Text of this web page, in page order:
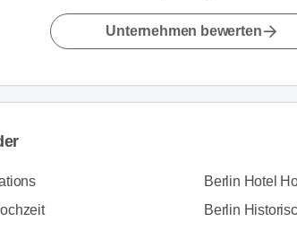
Unternehmen bewerten
Berlin Hotel
Berlin